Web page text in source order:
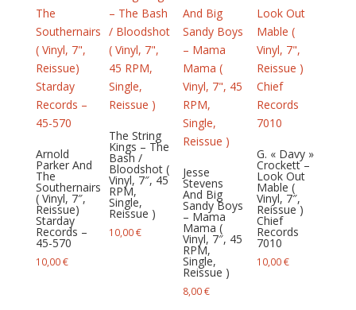
Arnold
Parker And
The
Southernairs
( Vinyl, 7″,
Reissue)
Starday
Records –
45-570
10,00€
The String
Kings – The
Bash /
Bloodshot (
Vinyl, 7″, 45
RPM,
Single,
Reissue )
10,00€
Jesse
Stevens
And Big
Sandy Boys
– Mama
Mama (
Vinyl, 7″, 45
RPM,
Single,
Reissue )
8,00€
G. « Davy »
Crockett –
Look Out
Mable (
Vinyl, 7″,
Reissue )
Chief
Records
7010
10,00€